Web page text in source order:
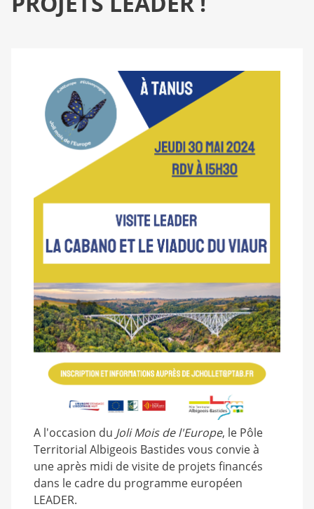
A l'occasion du Joli Mois de l'Europe, le Pôle
Territorial Albigeois Bastides vous convie à
une après midi de visite de projets financés
dans le cadre du programme européen
LEADER.